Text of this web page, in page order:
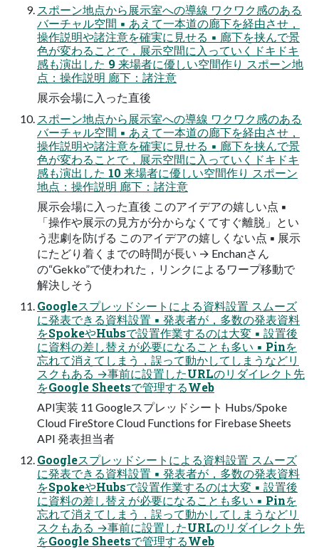
スポーン地点から展示室への導線 ワクワク感のある
バーチャル空間 ▪ あえて一本道の廊下を経由させ，
操作説明や諸注意を確実に見せる ▪ 廊下を挟んで景
色が変わることで，展示空間に入っていくドキドキ
感も演出した 9 来場者に優しい空間作り スポーン地
点：操作説明 廊下：諸注意
展示会場に入った直後
スポーン地点から展示室への導線 ワクワク感のある
バーチャル空間 ▪ あえて一本道の廊下を経由させ，
操作説明や諸注意を確実に見せる ▪ 廊下を挟んで景
色が変わることで，展示空間に入っていくドキドキ
感も演出した 10 来場者に優しい空間作り スポーン
地点：操作説明 廊下：諸注意
展示会場に入った直後 このアイデアの嬉しい点 ▪
「操作や展示の見方が分からなくてすぐ離脱」とい
う悲劇を防げる このアイデアの嬉しくない点 ▪ 展示
にたどり着くまでの時間が長い → Enchanさん
の“Gekko”で使われた，リンクによるワープ移動で
解決しそう
Googleスプレッドシートによる資料設置 スムーズ
に発表できる資料設置 ▪ 発表者が，多数の発表資料
をSpokeやHubsで設置作業するのは大変 ▪ 設置後
に資料の差し替えが必要になることも多い ▪ Pinを
忘れて消えてしまう，誤って動かしてしまうなどリ
スクもある →事前に設置したURLのリダイレクト先
をGoogle Sheetsで管理するWeb
API実装 11 Googleスプレッドシート Hubs/Spoke
Cloud FireStore Cloud Functions for Firebase Sheets
API 発表担当者
Googleスプレッドシートによる資料設置 スムーズ
に発表できる資料設置 ▪ 発表者が，多数の発表資料
をSpokeやHubsで設置作業するのは大変 ▪ 設置後
に資料の差し替えが必要になることも多い ▪ Pinを
忘れて消えてしまう，誤って動かしてしまうなどリ
スクもある →事前に設置したURLのリダイレクト先
をGoogle Sheetsで管理するWeb